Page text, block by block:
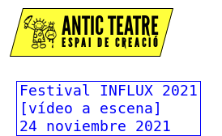
ANTIC TEATRE
ESPAI DE CREACIÓ
Festival INFLUX 2021
[vídeo a escena]
24 noviembre 2021